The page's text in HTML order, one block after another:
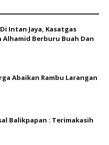
Intan Jaya, Kasatgas
Alhamid Berburu Buah Dan
Abaikan Rambu Larangan
Balikpapan : Terimakasih